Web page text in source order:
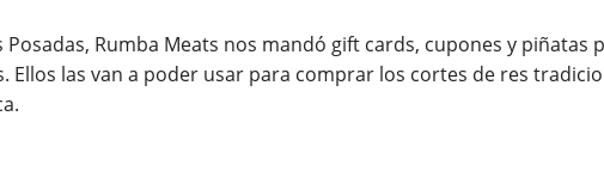
Posadas, Rumba Meats nos mandó gift cards, cupones y piñatas
Ellos las van a poder usar para comprar los cortes de res